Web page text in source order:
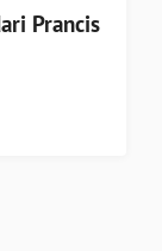
Prancis